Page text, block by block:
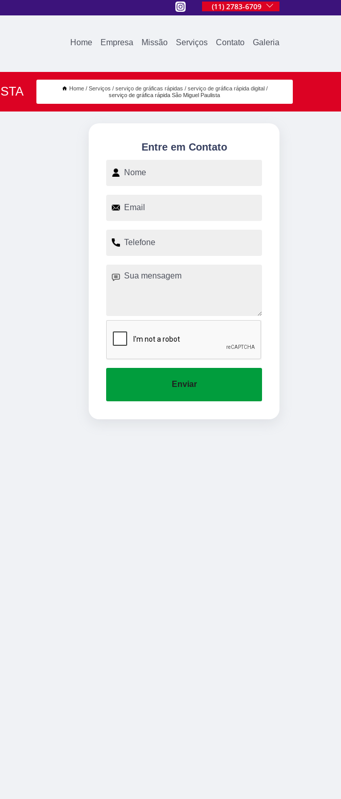
(11) 2783-6709
Home Empresa Missão Serviços Contato Galeria
Home Serviços serviço de gráficas rápidas
serviço de gráfica rápida digital
serviço de gráfica rápida São Miguel Paulista
Entre em Contato
Enviar